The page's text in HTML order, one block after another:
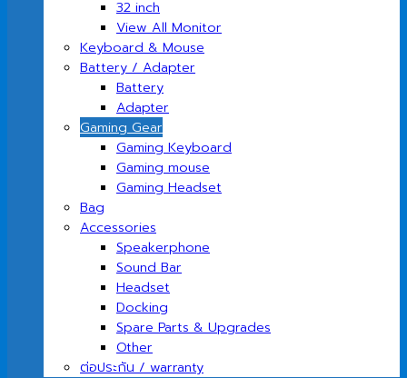
32 inch
View All Monitor
Keyboard & Mouse
Battery / Adapter
Battery
Adapter
Gaming Gear
Gaming Keyboard
Gaming mouse
Gaming Headset
Bag
Accessories
Speakerphone
Sound Bar
Headset
Docking
Spare Parts & Upgrades
Other
ต่อประกัน / warranty